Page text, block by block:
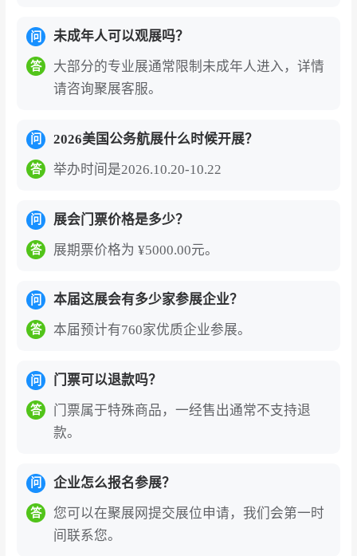
问 未成年人可以观展吗？
答
大部分的专业展通常限制未成年人进入，详情
请咨询聚展客服。
问 2026美国公务航展什么时候开展？
答 举办时间是2026.10.20-10.22
问 展会门票价格是多少？
答 展期票价格为 ¥5000.00元。
问 本届这展会有多少家参展企业？
答 本届预计有760家优质企业参展。
问 门票可以退款吗？
答
门票属于特殊商品，一经售出通常不支持退
款。
问 企业怎么报名参展？
答
您可以在聚展网提交展位申请，我们会第一时
间联系您。